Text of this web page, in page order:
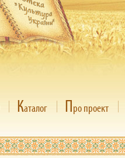
Каталог Про проект